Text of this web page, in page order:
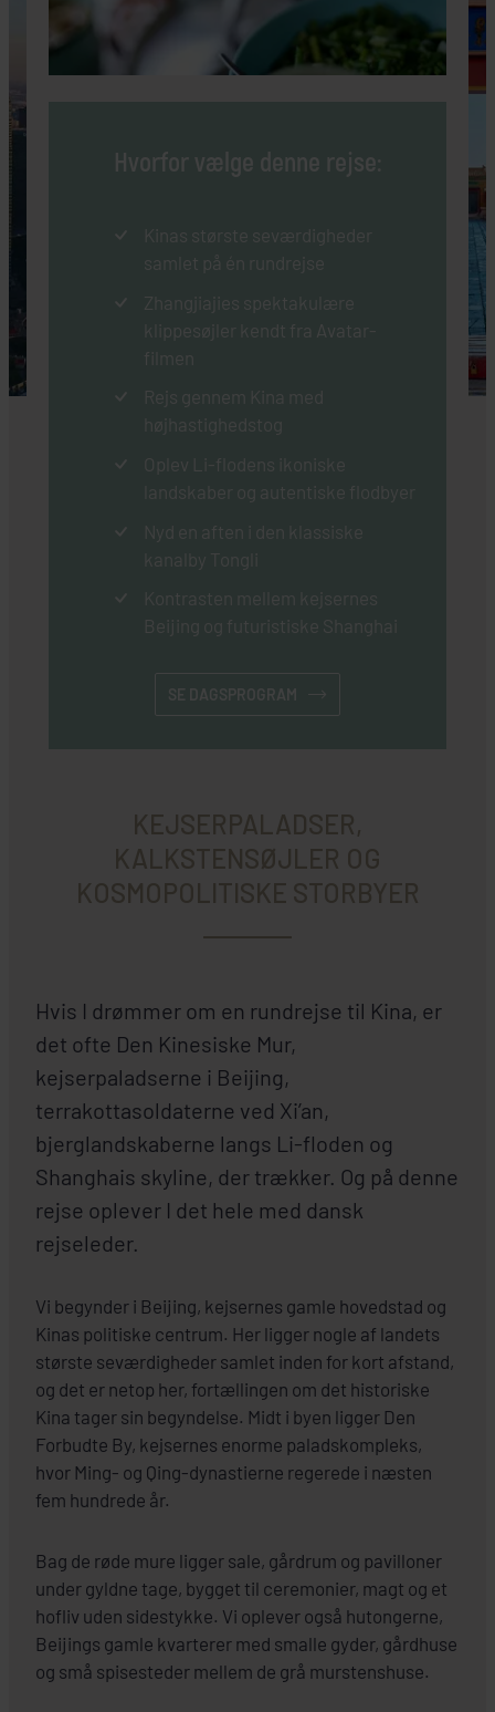
Hvorfor vælge denne rejse:
Kinas største seværdigheder
samlet på én rundrejse
Zhangjiajies spektakulære
klippesøjler kendt fra Avatar-
filmen
Rejs gennem Kina med
højhastighedstog
Oplev Li-flodens ikoniske
landskaber og autentiske flodbyer
Nyd en aften i den klassiske
kanalby Tongli
Kontrasten mellem kejsernes
Beijing og futuristiske Shanghai
SE DAGSPROGRAM
KEJSERPALADSER,
KALKSTENSØJLER OG
KOSMOPOLITISKE STORBYER
Hvis I drømmer om en rundrejse til Kina, er
det ofte Den Kinesiske Mur,
kejserpaladserne i Beijing,
terrakottasoldaterne ved Xi’an,
bjerglandskaberne langs Li-floden og
Shanghais skyline, der trækker. Og på denne
rejse oplever I det hele med dansk
rejseleder.
Vi begynder i Beijing, kejsernes gamle hovedstad og
Kinas politiske centrum. Her ligger nogle af landets
største seværdigheder samlet inden for kort afstand,
og det er netop her, fortællingen om det historiske
Kina tager sin begyndelse. Midt i byen ligger Den
Forbudte By, kejsernes enorme paladskompleks,
hvor Ming- og Qing-dynastierne regerede i næsten
fem hundrede år.
Bag de røde mure ligger sale, gårdrum og pavilloner
under gyldne tage, bygget til ceremonier, magt og et
hofliv uden sidestykke. Vi oplever også hutongerne,
Beijings gamle kvarterer med smalle gyder, gårdhuse
og små spisesteder mellem de grå murstenshuse.